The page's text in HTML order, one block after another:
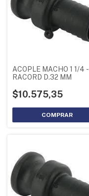
ACOPLE MACHO 1 1/4 -
RACORD D.32 MM
$10.575,35